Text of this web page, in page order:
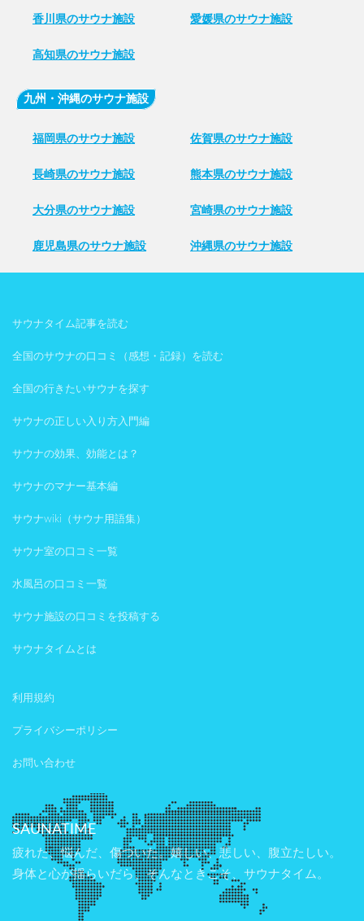
香川県のサウナ施設 愛媛県のサウナ施設
高知県のサウナ施設
九州・沖縄のサウナ施設
福岡県のサウナ施設 佐賀県のサウナ施設
長崎県のサウナ施設 熊本県のサウナ施設
大分県のサウナ施設 宮崎県のサウナ施設
鹿児島県のサウナ施設 沖縄県のサウナ施設
サウナタイム記事を読む
全国のサウナの口コミ（感想・記録）を読む
全国の行きたいサウナを探す
サウナの正しい入り方入門編
サウナの効果、効能とは？
サウナのマナー基本編
サウナwiki（サウナ用語集）
サウナ室の口コミ一覧
水風呂の口コミ一覧
サウナ施設の口コミを投稿する
サウナタイムとは
利用規約
プライバシーポリシー
お問い合わせ
SAUNATIME
疲れた、悩んだ、傷ついた。嬉しい、悲しい、腹立たしい。
身体と心が揺らいだら、そんなときこそ、サウナタイム。